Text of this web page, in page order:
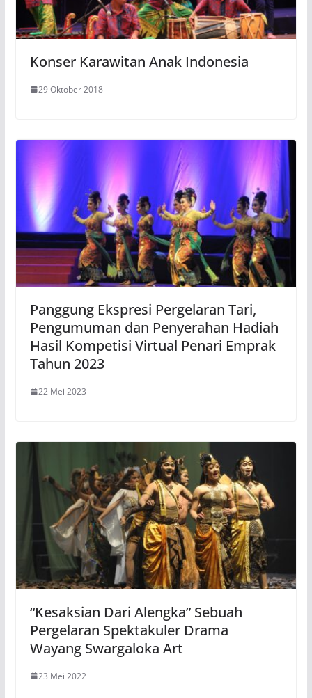
Konser Karawitan Anak Indonesia
29 Oktober 2018
Panggung Ekspresi Pergelaran Tari,
Pengumuman dan Penyerahan Hadiah
Hasil Kompetisi Virtual Penari Emprak
Tahun 2023
22 Mei 2023
“Kesaksian Dari Alengka” Sebuah
Pergelaran Spektakuler Drama
Wayang Swargaloka Art
23 Mei 2022